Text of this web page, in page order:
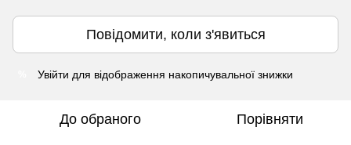
Повідомити, коли з'явиться
Увійти для відображення накопичувальної знижки
До обраного Порівняти